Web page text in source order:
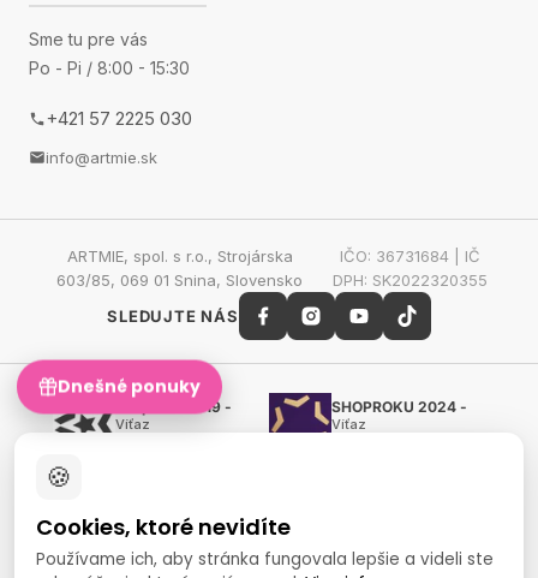
Sme tu pre vás
Po - Pi / 8:00 - 15:30
+421 57 2225 030
info@artmie.sk
ARTMIE, spol. s r.o., Strojárska
603/85, 069 01 Snina, Slovensko
IČO: 36731684 | IČ
DPH: SK2022320355
SLEDUJTE NÁS
Shoproku 2019 -
Víťaz
SHOPROKU 2024 -
Víťaz
European Art Awards
Organizátor
medzinárodnej súťaže
🍪
Cookies, ktoré nevidíte
Používame ich, aby stránka fungovala lepšie a videli ste
Dnešné ponuky